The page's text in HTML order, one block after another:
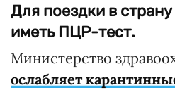
Для поездки в
иметь ПЦР-тест.
Министерство
ослабляет